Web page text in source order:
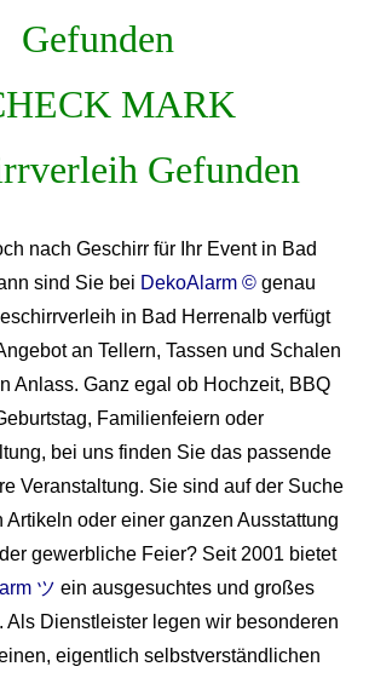
Gefunden
nach Geschirr für Ihr Event in Bad
sind Sie bei DekoAlarm © genau
in Bad Herrenalb verfügt
an Tellern, Tassen und Schalen
Anlass. Ganz egal ob Hochzeit, BBQ
Familienfeiern oder
bei uns finden Sie das passende
Veranstaltung. Sie sind auf der Suche
Artikeln oder einer ganzen Ausstattung
gewerbliche Feier? Seit 2001 bietet
ツ ein ausgesuchtes und großes
Als Dienstleister legen wir besonderen
eigentlich selbstverständlichen